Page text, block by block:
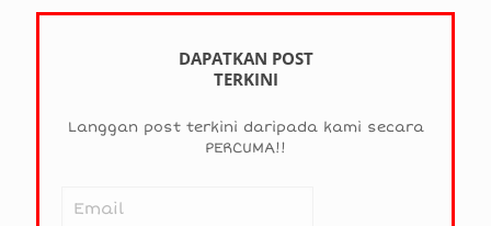
DAPATKAN POST
TERKINI
Langgan post terkini daripada kami secara
PERCUMA!!